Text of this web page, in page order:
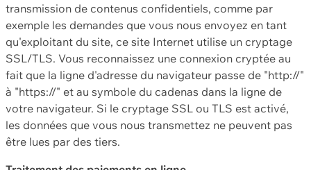
transmission de contenus confidentiels, comme par
exemple les demandes que vous nous envoyez en tant
qu'exploitant du site, ce site Internet utilise un cryptage
SSL/TLS. Vous reconnaissez une connexion cryptée au
fait que la ligne d'adresse du navigateur passe de "http://"
à "https://" et au symbole du cadenas dans la ligne de
votre navigateur. Si le cryptage SSL ou TLS est activé,
les données que vous nous transmettez ne peuvent pas
être lues par des tiers.